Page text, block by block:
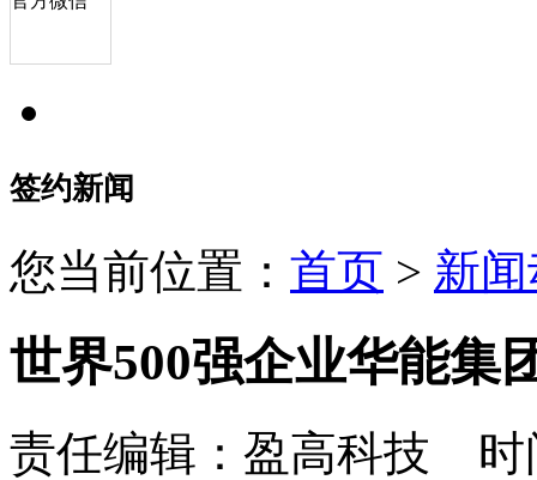
签约新闻
您当前位置： 首页 > 新
世界500强企业华能集
责任编辑：盈高科技 时